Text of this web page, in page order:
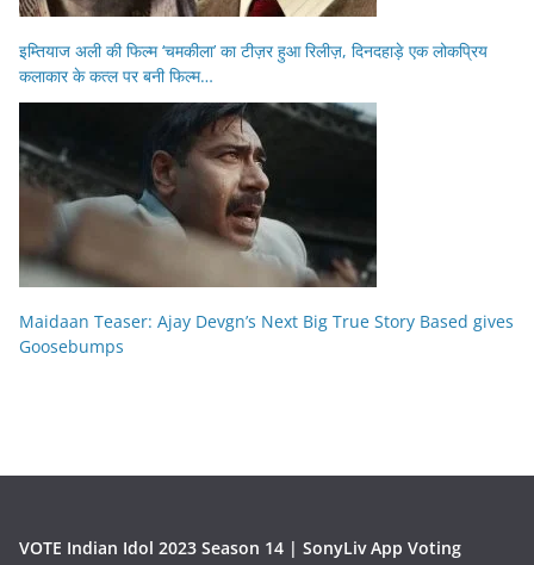
इम्तियाज अली की फिल्म ‘चमकीला’ का टीज़र हुआ रिलीज़, दिनदहाड़े एक लोकप्रिय
कलाकार के कत्ल पर बनी फिल्म…
Maidaan Teaser: Ajay Devgn’s Next Big True Story Based gives
Goosebumps
VOTE Indian Idol 2023 Season 14 | SonyLiv App Voting